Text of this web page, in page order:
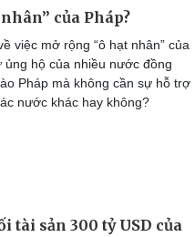
của Pháp?
việc mở rộng “ô hạt nhân” của
hộ của nhiều nước đồng
Pháp mà không cần sự hỗ trợ
nước khác hay không?
sản 300 tỷ USD của